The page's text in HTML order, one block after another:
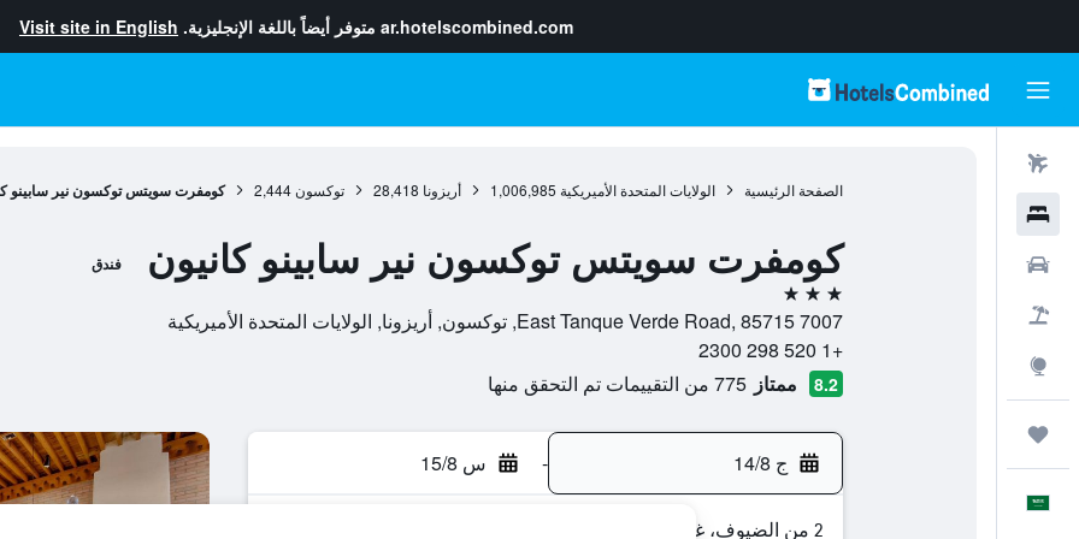
ar.hotelscombined.com متوفر أيضاً باللغة الإنجليزية. Visit site in English
الصفحة الرئيسية الولايات المتحدة الأميريكية 1,006,985 أريزونا 28,418 توكسون 2,444 كومفرت سويتس توكسون نير سابينو
كومفرت سويتس توكسون نير سابينو كانيون فندق
3 نجوم
7007 East Tanque Verde Road, 85715, توكسون, أريزونا, الولايات المتحدة الأميريكية
+1 520 298 2300
8.2 ممتاز 775 من التقييمات تم التحقق منها
ج 14/8 - س 15/8
2 من الضيوف، غرفة واحدة